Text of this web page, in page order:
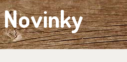
Novinky